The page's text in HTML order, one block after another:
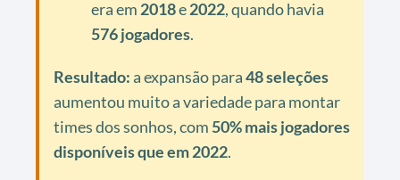
era em 2018e2022, quando havia
576 jogadores.
Resultado:a expansão para48 seleções
aumentou muito a variedade para montar
times dos sonhos, com 50% mais jogadores
disponíveis que em 2022.